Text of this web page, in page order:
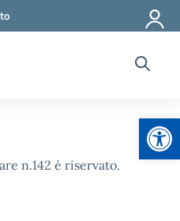
n.142 è riservato.